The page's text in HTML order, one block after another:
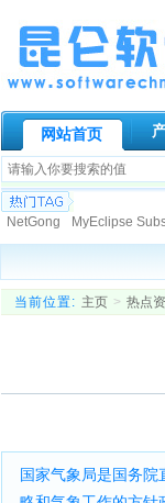
网站首页
NetGong MyEclipse
Paessler AG
Genuitec,
DigiPortal Software, Inc.
ATR Soft Ltd
AeroHydro,
当前位置: 主页 > 热点
国家气象局是国务